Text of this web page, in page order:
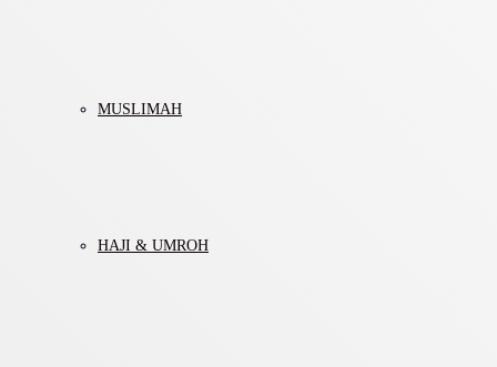
MUSLIMAH
HAJI & UMROH